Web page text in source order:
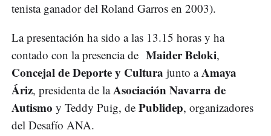
tenista ganador del Roland Garros en 2003).
La presentación ha sido a las 13.15 horas y ha
contado con la presencia de Maider Beloki,
Concejal de Deporte y Cultura junto aAmaya
Áriz, presidenta de laAsociación Navarra de
Autismo y Teddy Puig, de Publidep, organizadores
del Desafío ANA.